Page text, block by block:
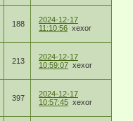
188
2024-12-17
11:10:56 xexor
213
2024-12-17
10:59:07 xexor
397
2024-12-17
10:57:45 xexor